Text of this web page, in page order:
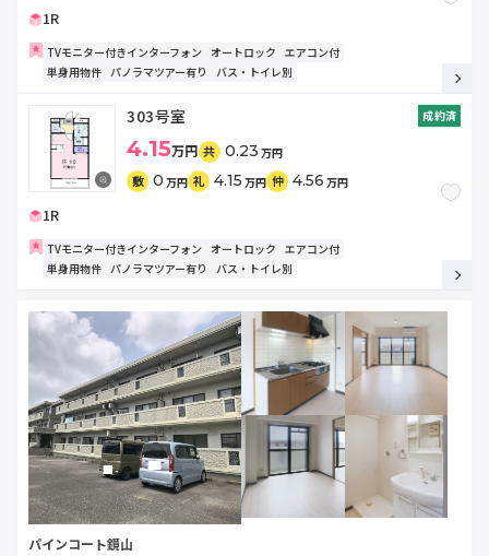
1R
TVモニター付きインターフォン オートロック エアコン付
単身用物件 パノラマツアー有り バス・トイレ別
303号室 成約済
4.15万円 共 0.23 万円
敷 0 万円 礼 4.15 万円 仲 4.56 万円
1R
TVモニター付きインターフォン オートロック エアコン付
単身用物件 パノラマツアー有り バス・トイレ別
パインコート鏡山